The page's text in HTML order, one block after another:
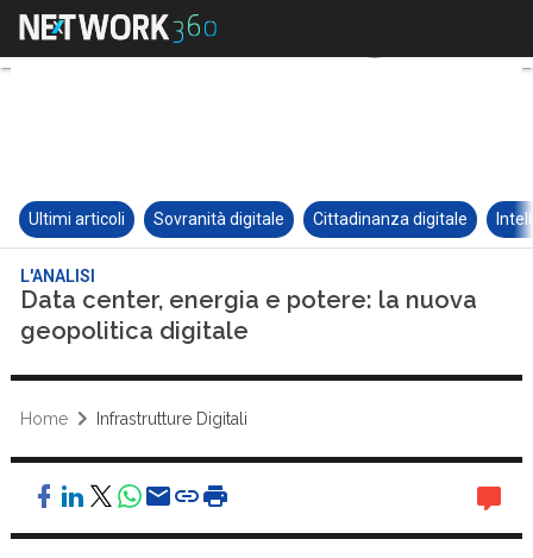
Ultimi articoli Sovranità digitale Cittadinanza digitale
L'ANALISI
Data center, energia e potere: la nuova
geopolitica digitale
Home Infrastrutture Digitali